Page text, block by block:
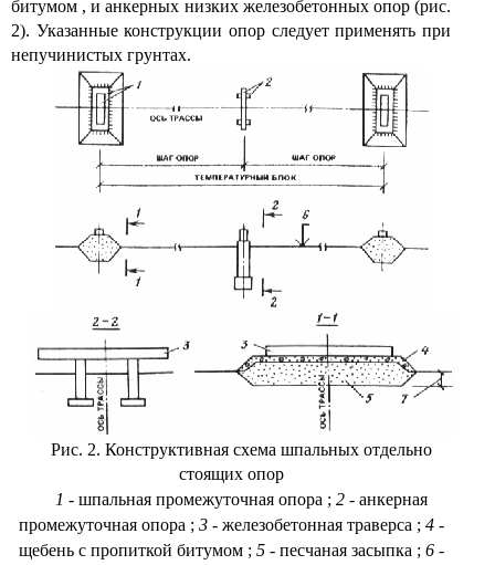
битумом , и анкерных низких железобетонных опор (рис.
2). Указанные конструкции опор следует применять при
непучинистых грунтах.
Рис. 2. Конструктивная схема шпальных отдельно
стоящих опор
1 - шпальная промежуточная опора ; 2- анкерная
промежуточная опора ; 3- железобетонная траверса ; 4-
щебень с пропиткой битумом ; 5- песчаная засыпка ; 6-